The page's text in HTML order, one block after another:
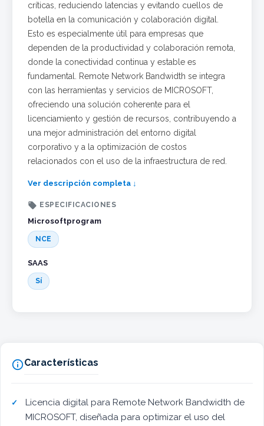
críticas, reduciendo latencias y evitando cuellos de
botella en la comunicación y colaboración digital.
Esto es especialmente útil para empresas que
dependen de la productividad y colaboración remota,
donde la conectividad continua y estable es
fundamental. Remote Network Bandwidth se integra
con las herramientas y servicios de MICROSOFT,
ofreciendo una solución coherente para el
licenciamiento y gestión de recursos, contribuyendo a
una mejor administración del entorno digital
corporativo y a la optimización de costos
relacionados con el uso de la infraestructura de red.
Ver descripción completa ↓
 ESPECIFICACIONES
Microsoftprogram
NCE
SAAS
Sí
Características
Licencia digital para Remote Network Bandwidth de
MICROSOFT, diseñada para optimizar el uso del